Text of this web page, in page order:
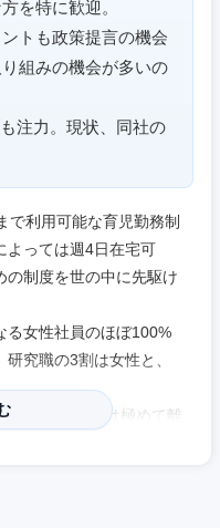
を特に歓迎。
トも政策提言の機会
組みの機会が多いの
注力。現状、同社の
で利用可能な育児勤務制
よっては週4日在宅可
の制度を世の中に先駆け
る女性社員のほぼ100%
究職の3割は女性と、
均の業界内では極めて離
静岡県
三重県